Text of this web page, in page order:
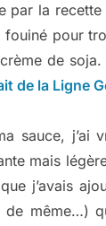
par la
fouiné pour
de
de la Ligne
sauce, j’ai
mais
j’avais
de même…)